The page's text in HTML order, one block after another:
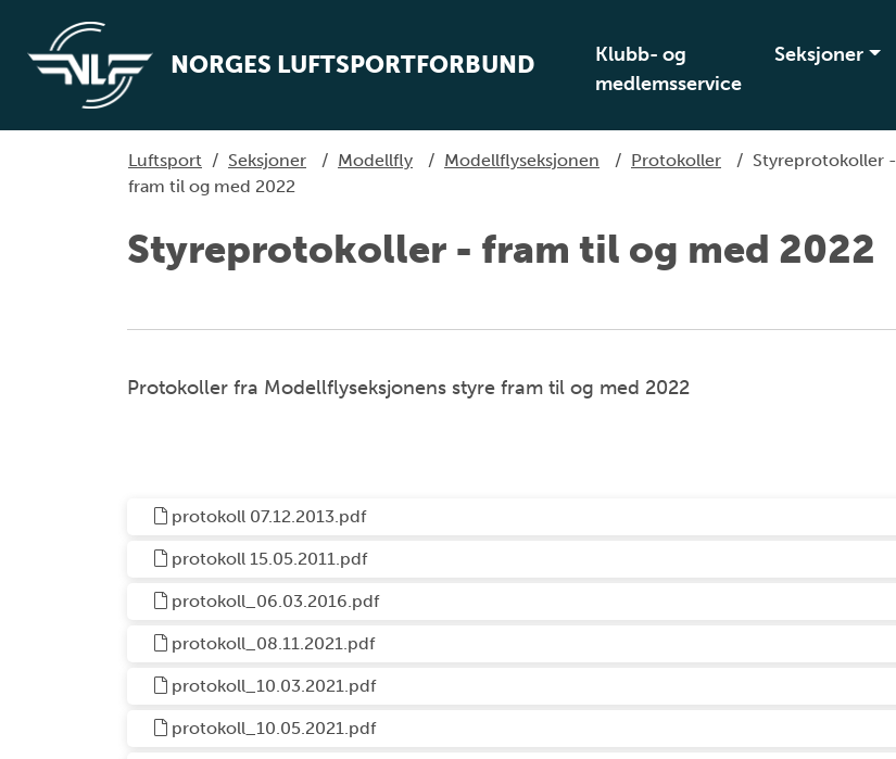
NORGES LUFTSPORTFORBUND
Klubb- og
medlemsservice
Seksjoner
Luftsport / Seksjoner / Modellfly / Modellflyseksjonen / Protokoller / Styreprotokoller -
fram til og med 2022
Styreprotokoller - fram til og med 2022
Protokoller fra Modellflyseksjonens styre fram til og med 2022
protokoll 07.12.2013.pdf
protokoll 15.05.2011.pdf
protokoll_06.03.2016.pdf
protokoll_08.11.2021.pdf
protokoll_10.03.2021.pdf
protokoll_10.05.2021.pdf